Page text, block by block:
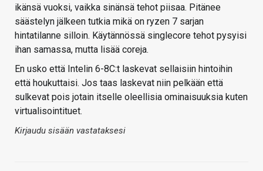
ikänsä vuoksi, vaikka sinänsä tehot piisaa. Pitänee
säästelyn jälkeen tutkia mikä on ryzen 7 sarjan
hintatilanne silloin. Käytännössä singlecore tehot pysyisi
ihan samassa, mutta lisää coreja.
En usko että Intelin 6-8C:t laskevat sellaisiin hintoihin
että houkuttaisi. Jos taas laskevat niin pelkään että
sulkevat pois jotain itselle oleellisia ominaisuuksia kuten
virtualisointituet.
Kirjaudu sisään vastataksesi